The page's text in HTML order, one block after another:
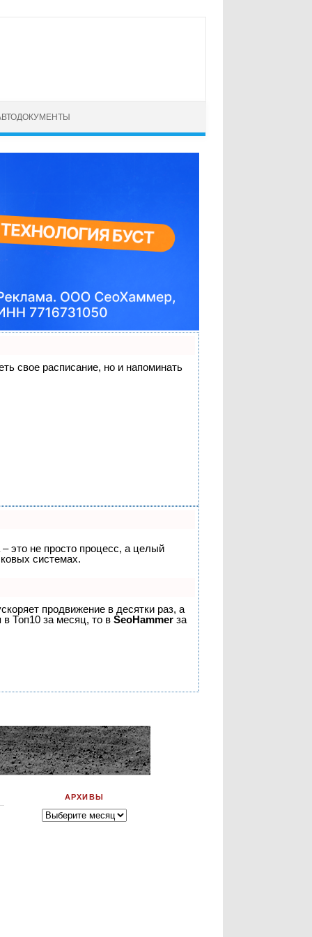
свое расписание, но и напоминать
это не просто процесс, а целый
системах.
продвижение в десятки раз, а
Топ10 за месяц, то в SeoHammer за
АРХИВЫ
Архивы